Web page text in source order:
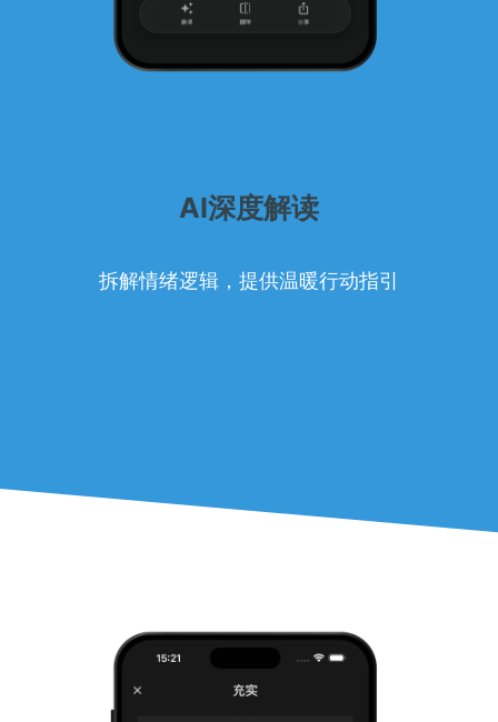
AI深度解读
拆解情绪逻辑，提供温暖行动指引